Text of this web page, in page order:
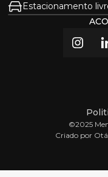
Estacionamento
©2025
Criado por